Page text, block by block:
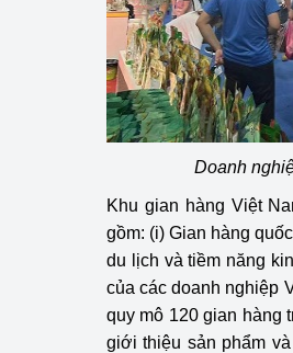
Doanh
Khu gian hàng Việt
gồm: (i) Gian hàng
du lịch và tiềm năng
của các doanh nghiệp
quy mô 120 gian hàng
giới thiệu sản phẩm